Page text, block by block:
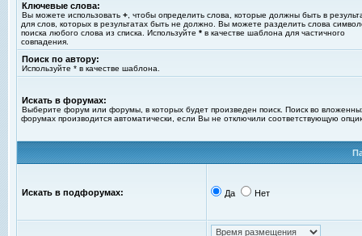
Ключевые слова:
Вы можете использовать + , чтобы определить слова, которые должны быть в
для слов, которых в результатах быть не должно. Вы можете разделить слова
поиска любого слова из списка. Используйте * в качестве шаблона для частичного
совпадения.
Поиск по автору:
Используйте * в качестве шаблона.
Искать в форумах:
Выберите форум или форумы, в которых будет произведен поиск. Поиск во
форумах производится автоматически, если Вы не отключили соответствующую
Искать в подфорумах: Да Нет